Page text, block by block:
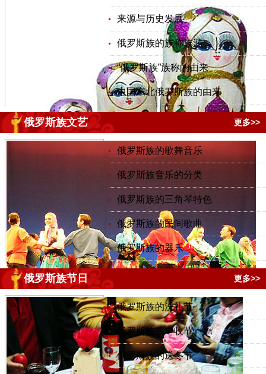
来源与历史发展
俄罗斯族的族称族源
“俄罗斯族”族称的由来
中国东北俄罗斯族的由来
俄罗斯族文艺 更多>>
俄罗斯族的歌舞音乐
俄罗斯族音乐的分类
俄罗斯族的三角琴特色
俄罗斯族的民间歌曲
俄罗斯族的器乐
俄罗斯族节日 更多>>
俄罗斯族的洗礼节
俄罗斯族的丰收节
俄罗斯族的送冬节